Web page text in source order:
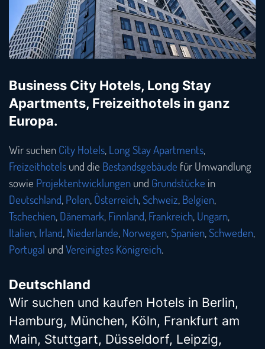
Business City Hotels, Long Stay
Apartments, Freizeithotels in ganz
Europa.
Wir suchen City Hotels, Long Stay Apartments,
Freizeithotels und die Bestandsgebäude für Umwandlung
sowie Projektentwicklungen und Grundstücke in
Deutschland, Polen, Österreich, Schweiz, Belgien,
Tschechien, Dänemark, Finnland, Frankreich, Ungarn,
Italien, Irland, Niederlande, Norwegen, Spanien, Schweden,
Portugal und Vereinigtes Königreich.
Deutschland
Wir suchen und kaufen Hotels in Berlin,
Hamburg, München, Köln, Frankfurt am
Main, Stuttgart, Düsseldorf, Leipzig,